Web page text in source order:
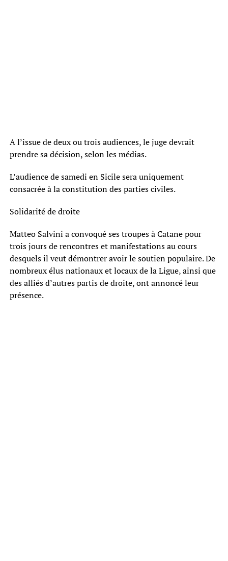
A l’issue de deux ou trois audiences, le juge devrait
prendre sa décision, selon les médias.
L’audience de samedi en Sicile sera uniquement
consacrée à la constitution des parties civiles.
Solidarité de droite
Matteo Salvini a convoqué ses troupes à Catane pour
trois jours de rencontres et manifestations au cours
desquels il veut démontrer avoir le soutien populaire. De
nombreux élus nationaux et locaux de la Ligue, ainsi que
des alliés d’autres partis de droite, ont annoncé leur
présence.